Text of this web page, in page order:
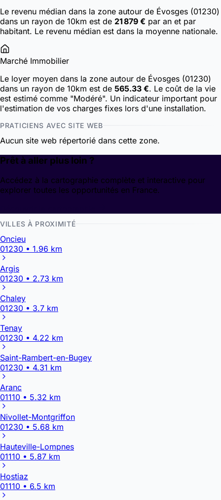
Le revenu médian dans la zone autour de Évosges (01230)
dans un rayon de 10km est de 21 879 € par an et par
habitant. Le revenu médian est dans la moyenne nationale.
Marché Immobilier
Le loyer moyen dans la zone autour de Évosges (01230)
dans un rayon de 10km est de 565.33 €. Le coût de la vie
est estimé comme "Modéré". Un indicateur important pour
l'estimation de vos charges fixes lors d'une installation.
PRATICIENS AVEC SITE WEB
Aucun site web répertorié dans cette zone.
Prêt à aller plus loin ?
Accédez à la cartographie complète et interactive pour
explorer toutes les opportunités en France.
VILLES À PROXIMITÉ
Oncieu
01230 • 1.96 km
Argis
01230 • 2.73 km
Chaley
01230 • 3.7 km
Tenay
01230 • 4.22 km
Saint-Rambert-en-Bugey
01230 • 4.31 km
Aranc
01110 • 5.32 km
Nivollet-Montgriffon
01230 • 5.68 km
Hauteville-Lompnes
01110 • 5.87 km
Hostiaz
01110 • 6.5 km